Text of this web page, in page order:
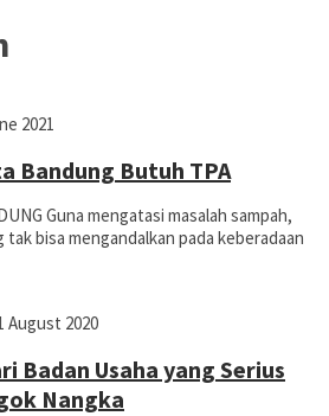
2021
Bandung Butuh TPA
Guna mengatasi masalah sampah,
bisa mengandalkan pada keberadaan
August 2020
Badan Usaha yang Serius
Nangka